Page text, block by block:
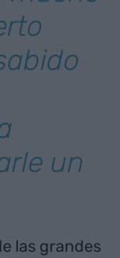
un
las grandes